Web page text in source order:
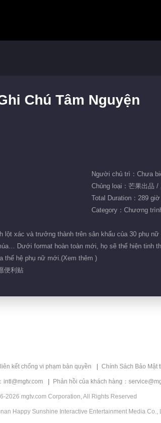
1: Vương Mông - Giấy Ghi Chú Tâm Nguyện
Người chủ trì：Chưa
Chủng loại：芒果出品
Total Duration：289
Category：Chương
xác và trưởng thành trên sân khấu của 30 phụ
Dưới format hoàn toàn mới, họ sẽ thể hiện tinh
thế hệ phụ nữ mới.(Xem thêm )
便利贴
kết chống vi phạm bản quyền Chính Sách Bảo Mật
intl@mgtv.com Phản hồi của khách hàng：
2026 mgtv.com Corporation, All Rights Reserved
Happy Sunshine Interactive Entertainment Media Co.,